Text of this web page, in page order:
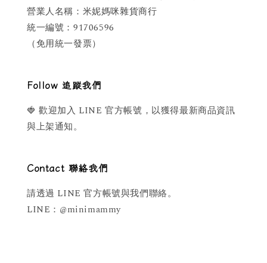
營業人名稱：米妮媽咪雜貨商行
統一編號：91706596
（免用統一發票）
Follow 追蹤我們
🍓 歡迎加入 LINE 官方帳號，以獲得最新商品資訊
與上架通知。
Contact 聯絡我們
請透過 LINE 官方帳號與我們聯絡。
LINE：@minimammy